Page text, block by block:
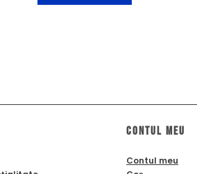
Contul meu
Contul meu